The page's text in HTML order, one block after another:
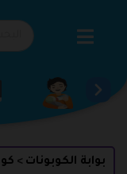
بوابة الكوبونات >